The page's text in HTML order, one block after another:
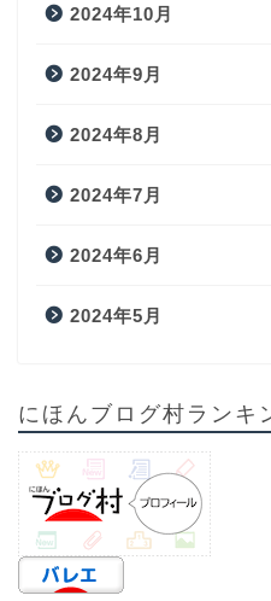
2024年10月
2024年9月
2024年8月
2024年7月
2024年6月
2024年5月
にほんブログ村ランキ